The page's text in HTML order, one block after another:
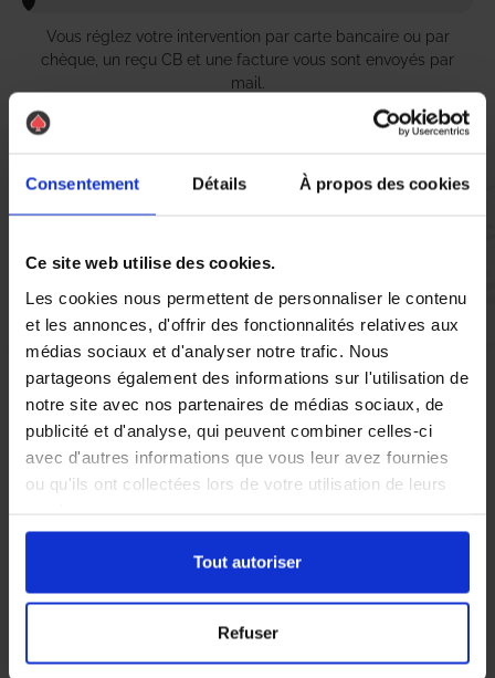
Consentement Détails À propos des cookies
Ce site web utilise des cookies.
Les cookies nous permettent de personnaliser le contenu
et les annonces, d'offrir des fonctionnalités relatives aux
médias sociaux et d'analyser notre trafic. Nous
partageons également des informations sur l'utilisation de
notre site avec nos partenaires de médias sociaux, de
publicité et d'analyse, qui peuvent combiner celles-ci
avec d'autres informations que vous leur avez fournies
ou qu'ils ont collectées lors de votre utilisation de leurs
Tout autoriser
Refuser
Vous réglez votre intervention par carte bancaire ou par
chèque, un reçu CB et une facture vous sont envoyés par
mail.
Etape 5 :
Vous recevez une demande d’évaluation de votre expérience
avec l’équipe AS DE PIC.
Nous avons pensé à tout
À Saint-Tropez, la présence de nuisibles tels que les chenilles
pour garantir un environnement sain et agréable. L’agence As
de Pic se positionne comme un expert anti-nuisible de
Grâce à une équipe qualifiée et des méthodes éprouvées, nous
sommes en mesure de traiter efficacement les infestations de